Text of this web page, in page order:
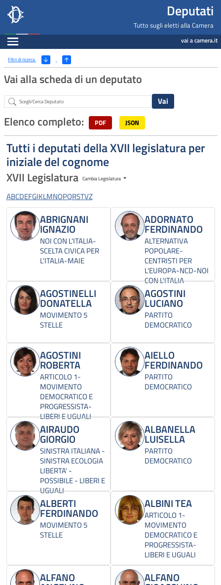
Deputati, Camera dei Deputati -
Salta al contenuto principale
Salta al menu di navigazione Deputati
Tutto sugli eletti alla Camera
Espandi vai a camera.it
Ricerca
Filtri di ricerca (Apri/Chiudi filtri)
Vai alla scheda di un deputato
Abstract
Elenco completo: PDF JSON
Tutti i deputati della XVII legislatura per
iniziale del cognome
XVII Legislatura Cambia Legislatura
ABCDEFGIKLMNOPQRSTVZ
ABRIGNANI
IGNAZIO
NOI CON L'ITALIA-
SCELTA CIVICA PER
L'ITALIA-MAIE
ADORNATO
FERDINANDO
ALTERNATIVA
POPOLARE-
CENTRISTI PER
L'EUROPA-NCD-NOI
CON L'ITALIA
AGOSTINELLI
DONATELLA
MOVIMENTO 5
STELLE
AGOSTINI
LUCIANO
PARTITO
DEMOCRATICO
AGOSTINI
ROBERTA
ARTICOLO 1-
MOVIMENTO
DEMOCRATICO E
PROGRESSISTA-
LIBERI E UGUALI
AIELLO
FERDINANDO
PARTITO
DEMOCRATICO
AIRAUDO
GIORGIO
SINISTRA ITALIANA -
SINISTRA ECOLOGIA
LIBERTA' -
POSSIBILE - LIBERI E
UGUALI
ALBANELLA
LUISELLA
PARTITO
DEMOCRATICO
ALBERTI
FERDINANDO
MOVIMENTO 5
STELLE
ALBINI TEA
ARTICOLO 1-
MOVIMENTO
DEMOCRATICO E
PROGRESSISTA-
LIBERI E UGUALI
ALFANO ALFANO
Navigazione pagine di servizio
Fine pagina
Salta al contenuto principale
Salta al menu di navigazione
Vai a inizio pagina